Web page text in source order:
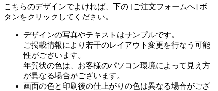
こちらのデザインでよければ、下の [ご注文フォームへ] ボ
タンをクリックしてください。
デザインの写真やテキストはサンプルです。
ご掲載情報により若干のレイアウト変更を行なう可能
性がございます。
年賀状の色は、お客様のパソコン環境によって見え方
が異なる場合がございます。
画面の色と印刷後の仕上がりの色は異なる場合がござ